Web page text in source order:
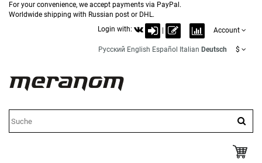
For your convenience, we accept payments via PayPal.
Worldwide shipping with Russian post or DHL.
Login with:
Account
Русский English Español Italian Deutsch $